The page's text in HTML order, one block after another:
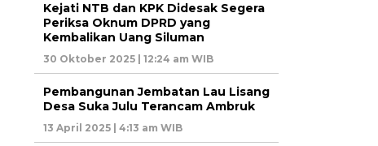
Kejati NTB dan KPK Didesak Segera
Periksa Oknum DPRD yang
Kembalikan Uang Siluman
30 Oktober 2025 | 12:24 am WIB
Pembangunan Jembatan Lau Lisang
Desa Suka Julu Terancam Ambruk
13 April 2025 | 4:13 am WIB